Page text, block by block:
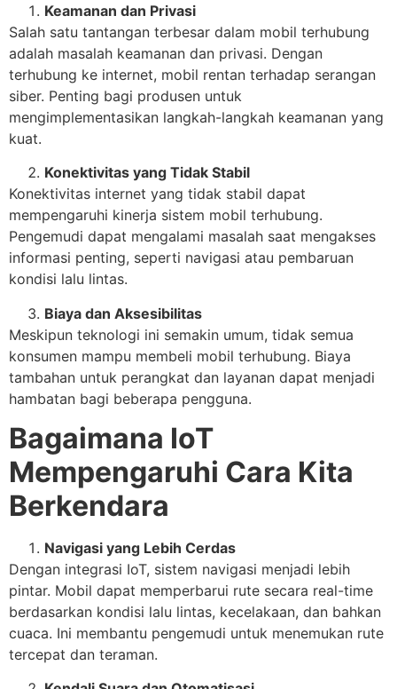
Keamanan dan Privasi
Salah satu tantangan terbesar dalam mobil terhubung
adalah masalah keamanan dan privasi. Dengan
terhubung ke internet, mobil rentan terhadap serangan
siber. Penting bagi produsen untuk
mengimplementasikan langkah-langkah keamanan yang
kuat.
Konektivitas yang Tidak Stabil
Konektivitas internet yang tidak stabil dapat
mempengaruhi kinerja sistem mobil terhubung.
Pengemudi dapat mengalami masalah saat mengakses
informasi penting, seperti navigasi atau pembaruan
kondisi lalu lintas.
Biaya dan Aksesibilitas
Meskipun teknologi ini semakin umum, tidak semua
konsumen mampu membeli mobil terhubung. Biaya
tambahan untuk perangkat dan layanan dapat menjadi
hambatan bagi beberapa pengguna.
Bagaimana IoT
Mempengaruhi Cara Kita
Berkendara
Navigasi yang Lebih Cerdas
Dengan integrasi IoT, sistem navigasi menjadi lebih
pintar. Mobil dapat memperbarui rute secara real-time
berdasarkan kondisi lalu lintas, kecelakaan, dan bahkan
cuaca. Ini membantu pengemudi untuk menemukan rute
tercepat dan teraman.